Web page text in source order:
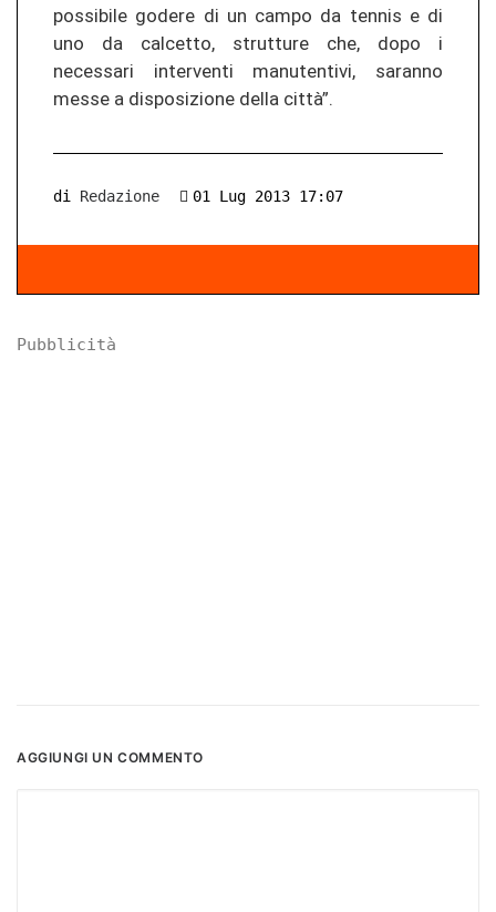
possibile godere di un campo da tennis e di
uno da calcetto, strutture che, dopo i
necessari interventi manutentivi, saranno
messe a disposizione della città”.
di Redazione 01 Lug 2013 17:07
Pubblicità
AGGIUNGI UN COMMENTO